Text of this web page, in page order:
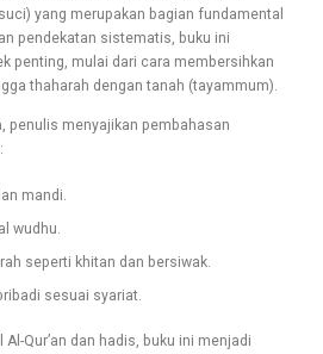
yang merupakan bagian fundamental
pendekatan sistematis, buku ini
penting, mulai dari cara membersihkan
thaharah dengan tanah (tayammum).
penulis menyajikan pembahasan
mandi.
wudhu.
seperti khitan dan bersiwak.
sesuai syariat.
Qur’an dan hadis, buku ini menjadi